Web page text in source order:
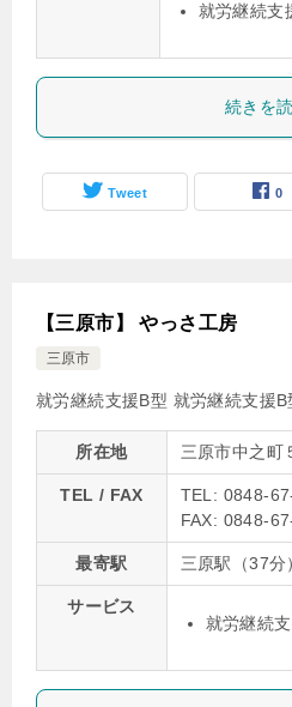
就労継続支
続きを
Tweet 0
【三原市】 やっさ工房
三原市
就労継続支援B型 就労継続支援B
所在地 三原市中之町
TEL / FAX
TEL: 0848-
FAX: 0848-
最寄駅 三原駅（37分
サービス
就労継続